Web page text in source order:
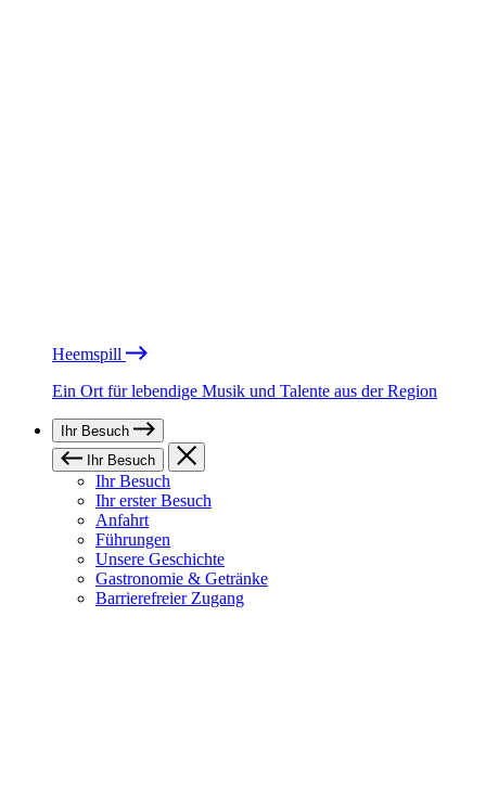
Heemspill
Ein Ort für lebendige Musik und Talente aus der Region
Ihr Besuch
Ihr Besuch
Ihr Besuch
Ihr erster Besuch
Anfahrt
Führungen
Unsere Geschichte
Gastronomie & Getränke
Barrierefreier Zugang